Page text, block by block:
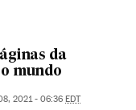
da
mundo
2021 - 06:36 EDT